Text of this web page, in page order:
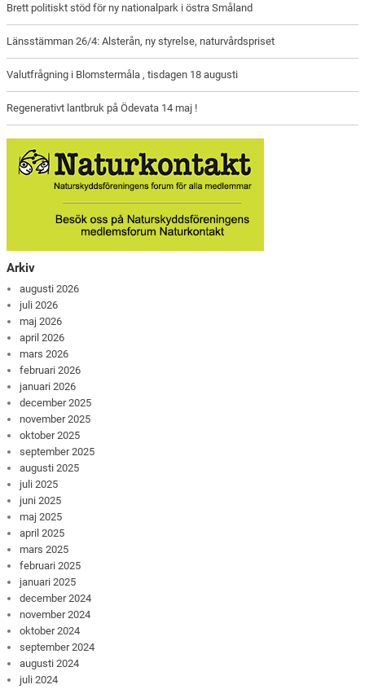
Brett politiskt stöd för ny nationalpark i östra Småland
Länsstämman 26/4: Alsterån, ny styrelse, naturvårdspriset
Valutfrågning i Blomstermåla , tisdagen 18 augusti
Regenerativt lantbruk på Ödevata 14 maj !
Arkiv
augusti 2026
juli 2026
maj 2026
april 2026
mars 2026
februari 2026
januari 2026
december 2025
november 2025
oktober 2025
september 2025
augusti 2025
juli 2025
juni 2025
maj 2025
april 2025
mars 2025
februari 2025
januari 2025
december 2024
november 2024
oktober 2024
september 2024
augusti 2024
juli 2024